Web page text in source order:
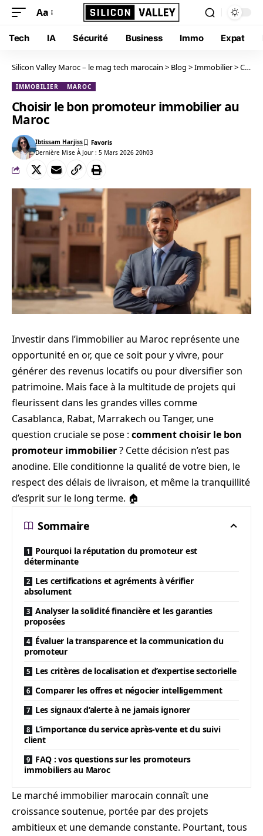
Aa
Tech IA Sécurité Business Immo Expat
Silicon Valley Maroc – le mag tech marocain > Blog >Immobilier>Choisir le bon promoteur immobilier au Maroc
IMMOBILIER MAROC
Choisir le bon promoteur immobilier au
Maroc
Dernière Mise À Jour : 5 Mars 2026 20h03
Ibtissam Harjiss
Investir dans l’immobilier au Maroc représente une
opportunité en or, que ce soit pour y vivre, pour
générer des revenus locatifs ou pour diversifier son
patrimoine. Mais face à la multitude de projets qui
fleurissent dans les grandes villes comme
Casablanca, Rabat, Marrakech ou Tanger, une
question cruciale se pose : comment choisir le bon
promoteur immobilier? Cette décision n’est pas
anodine. Elle conditionne la qualité de votre bien, le
respect des délais de livraison, et même la tranquillité
d’esprit sur le long terme. 🏠
Sommaire
Pourquoi la réputation du promoteur est
déterminante
Les certifications et agréments à vérifier
absolument
Analyser la solidité financière et les garanties
proposées
Évaluer la transparence et la communication du
promoteur
Les critères de localisation et d’expertise sectorielle
Comparer les offres et négocier intelligemment
Les signaux d’alerte à ne jamais ignorer
L’importance du service après-vente et du suivi
client
FAQ : vos questions sur les promoteurs
immobiliers au Maroc
Le marché immobilier marocain connaît une
croissance soutenue, portée par des projets
ambitieux et une demande constante. Pourtant, tous